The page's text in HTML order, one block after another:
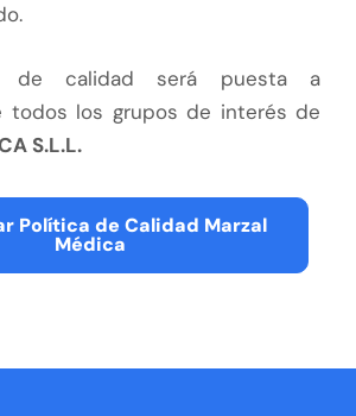
de calidad será puesta a
todos los grupos de interés de
S.L.L.
Política de Calidad Marzal
Médica